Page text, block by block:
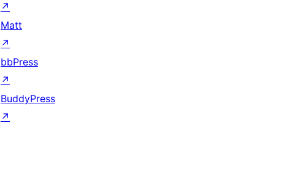
↗
Matt
↗
bbPress
↗
BuddyPress
↗